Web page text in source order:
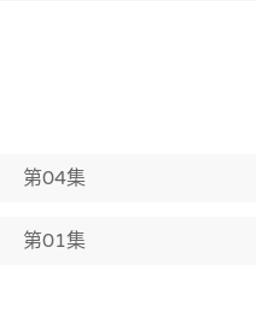
第04集
第01集